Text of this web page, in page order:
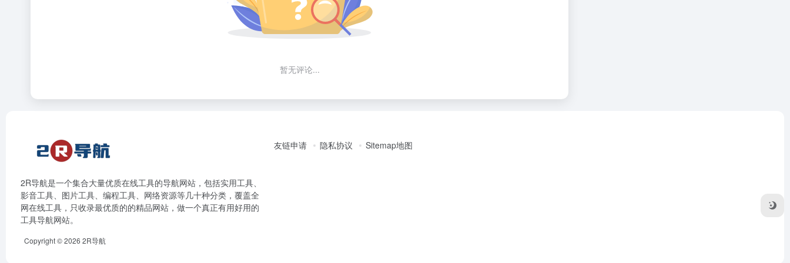
暂无评论...
2R导航是一个集合大量优质在线工具的导航网站，包括实用工具、
影音工具、图片工具、编程工具、网络资源等几十种分类，覆盖全
网在线工具，只收录最优质的的精品网站，做一个真正有用好用的
工具导航网站。
友链申请 隐私协议 Sitemap地图
Copyright © 2026 2R导航